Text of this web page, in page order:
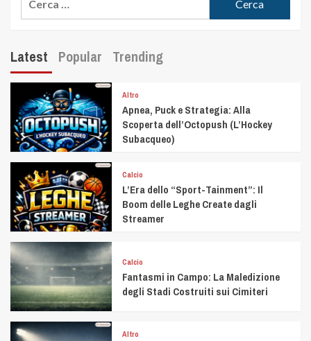
Latest Popular Trending
Altro
Apnea, Puck e Strategia: Alla
Scoperta dell’Octopush (L’Hockey
Subacqueo)
Calcio
L’Era dello “Sport-Tainment”: Il
Boom delle Leghe Create dagli
Streamer
Calcio
Fantasmi in Campo: La Maledizione
degli Stadi Costruiti sui Cimiteri
Altro